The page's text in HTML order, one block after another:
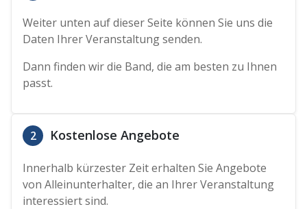
Weiter unten auf dieser Seite können Sie uns die
Daten Ihrer Veranstaltung senden.
Dann finden wir die Band, die am besten zu Ihnen
passt.
2 Kostenlose Angebote
Innerhalb kürzester Zeit erhalten Sie Angebote
von Alleinunterhalter, die an Ihrer Veranstaltung
interessiert sind.